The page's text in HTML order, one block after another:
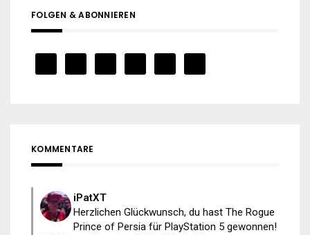
FOLGEN & ABONNIEREN
KOMMENTARE
iPatXT
Herzlichen Glückwunsch, du hast The Rogue
Prince of Persia für PlayStation 5 gewonnen!